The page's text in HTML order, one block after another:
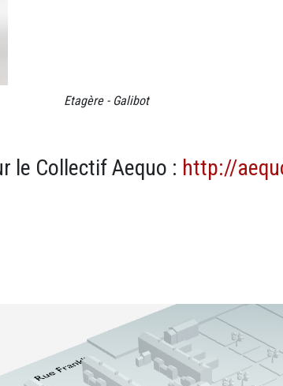
Etagère - Galibot
le Collectif Aequo : http://